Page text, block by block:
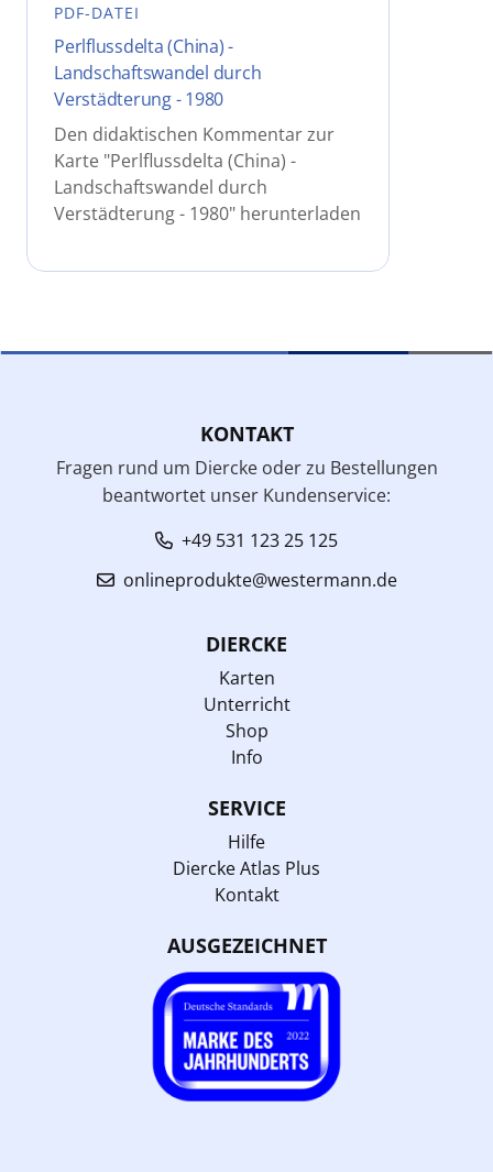
PDF-DATEI
Perlflussdelta (China) -
Landschaftswandel durch
Verstädterung - 1980
Den didaktischen Kommentar zur
Karte "Perlflussdelta (China) -
Landschaftswandel durch
Verstädterung - 1980" herunterladen
KONTAKT
Fragen rund um Diercke oder zu Bestellungen
beantwortet unser Kundenservice:
+49 531 123 25 125
onlineprodukte@westermann.de
DIERCKE
Karten
Unterricht
Shop
Info
SERVICE
Hilfe
Diercke Atlas Plus
Kontakt
AUSGEZEICHNET